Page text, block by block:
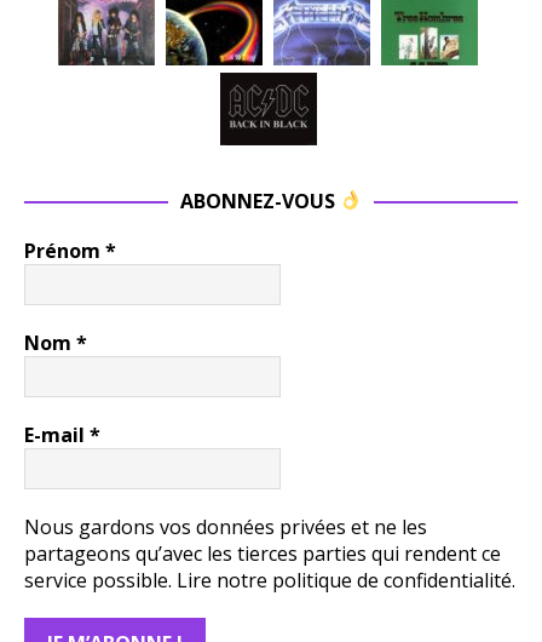
ABONNEZ-VOUS
Prénom *
Nom *
E-mail *
Nous gardons vos données privées et ne les
partageons qu’avec les tierces parties qui rendent ce
service possible. Lire notre politique de confidentialité.